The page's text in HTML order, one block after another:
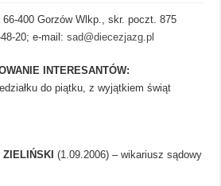
400 Gorzów Wlkp., skr. poczt. 875
20; e-mail: sad@diecezjazg.pl
INTERESANTÓW:
do piątku, z wyjątkiem świąt
(1.09.2006) – wikariusz sądowy